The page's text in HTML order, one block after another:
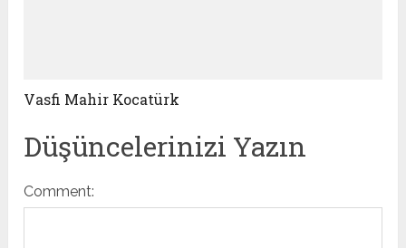
Vasfi Mahir Kocatürk
Düşüncelerinizi Yazın
Comment: